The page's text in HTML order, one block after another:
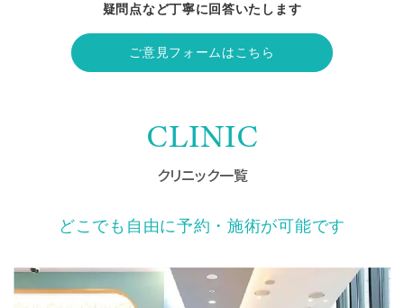
疑問点など丁寧に回答いたします
ご意見フォームはこちら
CLINIC
クリニック一覧
どこでも自由に予約・施術が可能です